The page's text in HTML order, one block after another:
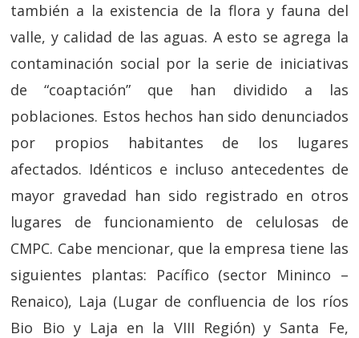
también a la existencia de la flora y fauna del
valle, y calidad de las aguas. A esto se agrega la
contaminación social por la serie de iniciativas
de “coaptación” que han dividido a las
poblaciones. Estos hechos han sido denunciados
por propios habitantes de los lugares
afectados. Idénticos e incluso antecedentes de
mayor gravedad han sido registrado en otros
lugares de funcionamiento de celulosas de
CMPC. Cabe mencionar, que la empresa tiene las
siguientes plantas: Pacífico (sector Mininco –
Renaico), Laja (Lugar de confluencia de los ríos
Bio Bio y Laja en la VIII Región) y Santa Fe,